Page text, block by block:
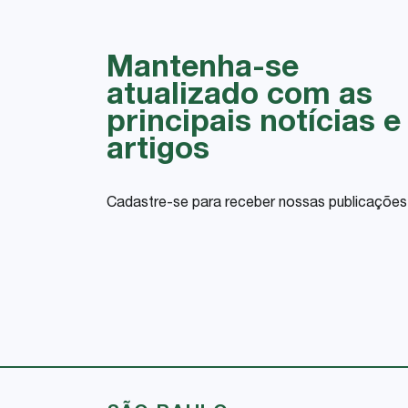
Mantenha-se
atualizado com as
principais notícias e
artigos
Cadastre-se para receber nossas